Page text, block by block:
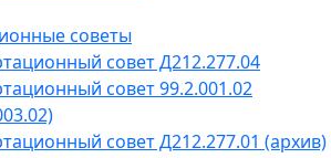
советы
совет Д212.277.04
совет 99.2.001.02
совет Д212.277.01 (архив)